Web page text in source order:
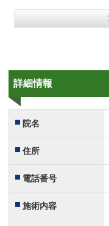
詳細情報
院名
住所
電話番号
施術内容